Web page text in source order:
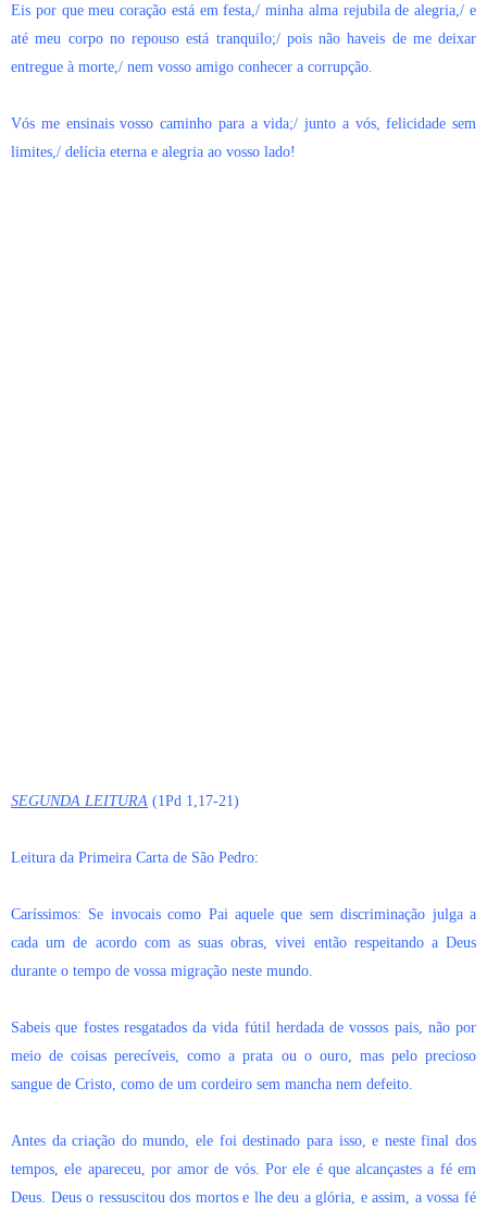
Eis por que meu coração está em festa,/ minha alma rejubila de alegria,/ e
até meu corpo no repouso está tranquilo;/ pois não haveis de me deixar
entregue à morte,/ nem vosso amigo conhecer a corrupção.
Vós me ensinais vosso caminho para a vida;/ junto a vós, felicidade sem
limites,/ delícia eterna e alegria ao vosso lado!
SEGUNDA LEITURA (1Pd 1,17-21)
Leitura da Primeira Carta de São Pedro:
Caríssimos: Se invocais como Pai aquele que sem discriminação julga a
cada um de acordo com as suas obras, vivei então respeitando a Deus
durante o tempo de vossa migração neste mundo.
Sabeis que fostes resgatados da vida fútil herdada de vossos pais, não por
meio de coisas perecíveis, como a prata ou o ouro, mas pelo precioso
sangue de Cristo, como de um cordeiro sem mancha nem defeito.
Antes da criação do mundo, ele foi destinado para isso, e neste final dos
tempos, ele apareceu, por amor de vós. Por ele é que alcançastes a fé em
Deus. Deus o ressuscitou dos mortos e lhe deu a glória, e assim, a vossa fé